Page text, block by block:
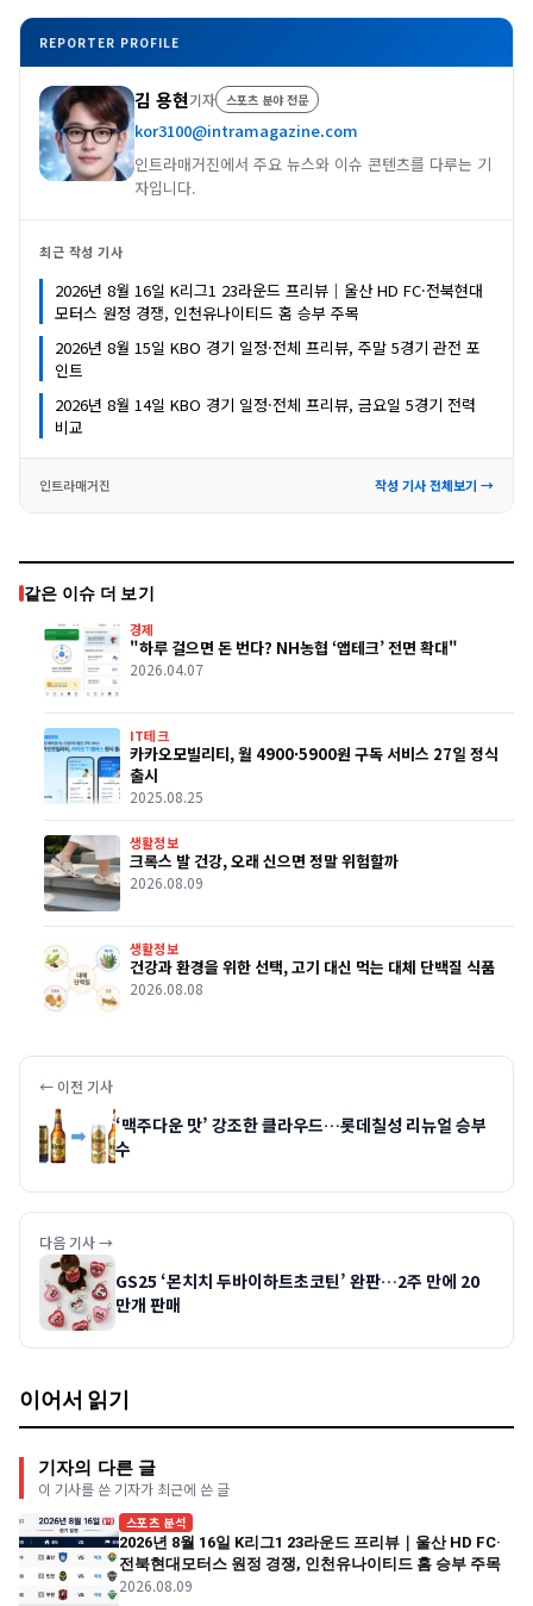
REPORTER PROFILE
김 용현기자 스포츠 분야 전문
kor3100@intramagazine.com
인트라매거진에서 주요 뉴스와 이슈 콘텐츠를 다루는 기
자입니다.
최근 작성 기사
2026년 8월 16일 K리그1 23라운드 프리뷰｜울산 HD FC·전북현대
모터스 원정 경쟁, 인천유나이티드 홈 승부 주목
2026년 8월 15일 KBO 경기 일정·전체 프리뷰, 주말 5경기 관전 포
인트
2026년 8월 14일 KBO 경기 일정·전체 프리뷰, 금요일 5경기 전력
비교
인트라매거진 작성 기사 전체보기 →
같은 이슈 더 보기
경제
"하루 걸으면 돈 번다? NH농협 ‘앱테크’ 전면 확대"
2026.04.07
IT테크
카카오모빌리티, 월 4900·5900원 구독 서비스 27일 정식
출시
2025.08.25
생활정보
크록스 발 건강, 오래 신으면 정말 위험할까
2026.08.09
생활정보
건강과 환경을 위한 선택, 고기 대신 먹는 대체 단백질 식품
2026.08.08
← 이전 기사
‘맥주다운 맛’ 강조한 클라우드…롯데칠성 리뉴얼 승부
수
다음 기사 →
GS25 ‘몬치치 두바이하트초코틴’ 완판…2주 만에 20
만개 판매
이어서 읽기
기자의 다른 글
이 기사를 쓴 기자가 최근에 쓴 글
스포츠 분석
2026년 8월 16일 K리그1 23라운드 프리뷰｜울산 HD FC·
전북현대모터스 원정 경쟁, 인천유나이티드 홈 승부 주목
2026.08.09